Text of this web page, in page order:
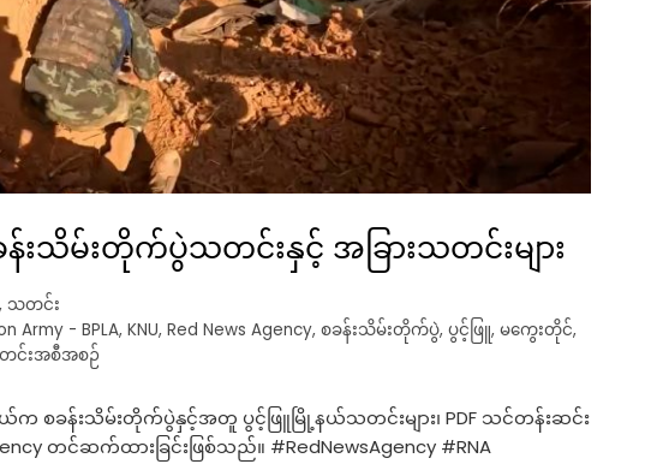
သိမ်းတိုက်ပွဲသတင်းနှင့် အခြားသတင်းများ
, သတင်း
Army - BPLA, KNU, Red News Agency, စခန်းသိမ်းတိုက်ပွဲ, ပွင့်ဖြူ, မကွေးတိုင်,
င်းအစီအစဉ်
နယ်က စခန်းသိမ်းတိုက်ပွဲနှင့်အတူ ပွင့်ဖြူမြို့နယ်သတင်းများ၊ PDF သင်တန်းဆင်း
တင်ဆက်ထားခြင်းဖြစ်သည်။ #RedNewsAgency #RNA